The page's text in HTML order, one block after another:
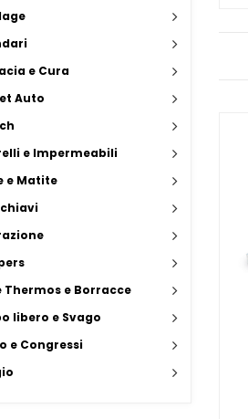
e Cura
Auto
e Impermeabili
e Matite
Thermos e Borracce
libero e Svago
e Congressi